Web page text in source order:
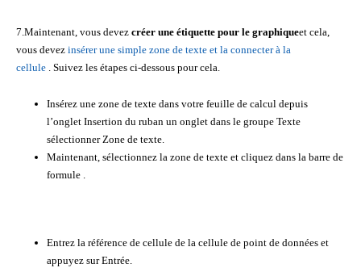
7.Maintenant, vous devez créer une étiquette pour le graphiqueet cela,
vous devez insérer une simple zone de texte et la connecter à la
cellule . Suivez les étapes ci-dessous pour cela.
Insérez une zone de texte dans votre feuille de calcul depuis
l’onglet Insertion du ruban un onglet dans le groupe Texte
sélectionner Zone de texte.
Maintenant, sélectionnez la zone de texte et cliquez dans la barre de
formule .
Entrez la référence de cellule de la cellule de point de données et
appuyez sur Entrée.